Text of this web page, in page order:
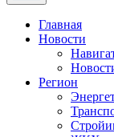
Главная
Новости
Регион